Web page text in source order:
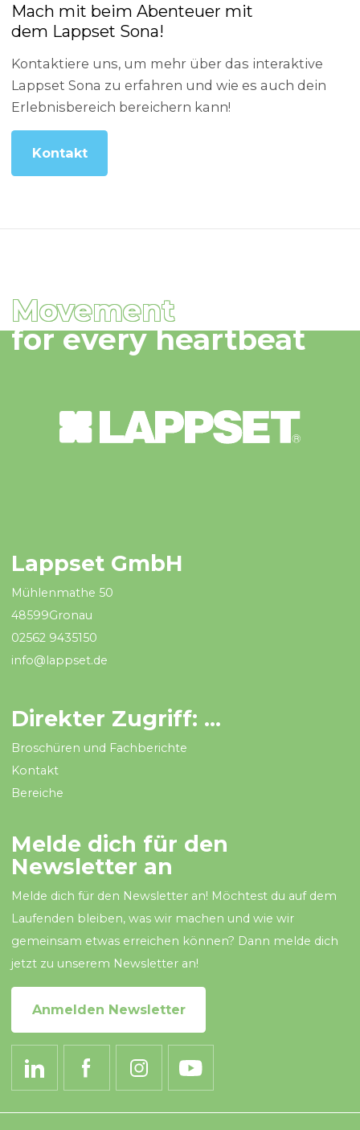
Mach mit beim Abenteuer mit
dem Lappset Sona!
Kontaktiere uns, um mehr über das interaktive
Lappset Sona zu erfahren und wie es auch dein
Erlebnisbereich bereichern kann!
Kontakt
Movement
for every heartbeat
Lappset GmbH
Mühlenmathe 50
48599Gronau
02562 9435150
info@lappset.de
Direkter Zugriff: ...
Broschüren und Fachberichte
Kontakt
Bereiche
Melde dich für den
Newsletter an
Melde dich für den Newsletter an! Möchtest du auf dem
Laufenden bleiben, was wir machen und wie wir
gemeinsam etwas erreichen können? Dann melde dich
jetzt zu unserem Newsletter an!
Anmelden Newsletter